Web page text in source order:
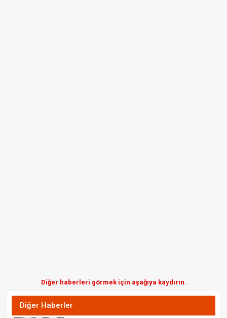
Diğer haberleri görmek için aşağıya kaydırın.
Diğer Haberler